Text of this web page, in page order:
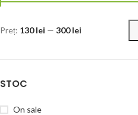
Preț: 130 lei — 300 lei
STOC
On sale